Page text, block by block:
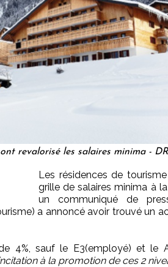
revalorisé les salaires minima - DR
Les résidences de
grille de salaires minima à
un communiqué de
a annoncé avoir trouvé un
4%, sauf le E3(employé) et le
à la promotion de ces 2